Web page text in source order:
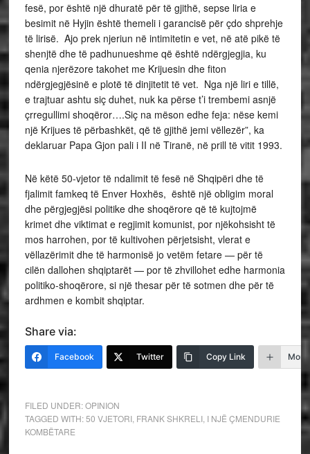
fesë, por është një dhuratë për të gjithë, sepse liria e
besimit në Hyjin është themeli i garancisë për çdo shprehje
të lirisë. Ajo prek njeriun në intimitetin e vet, në atë pikë të
shenjtë dhe të padhunueshme që është ndërgjegjia, ku
qenia njerëzore takohet me Krijuesin dhe fiton
ndërgjegjësinë e plotë të dinjitetit të vet. Nga një liri e tillë,
e trajtuar ashtu siç duhet, nuk ka përse t’i trembemi asnjë
çrregullimi shoqëror….Siç na mëson edhe feja: nëse kemi
një Krijues të përbashkët, që të gjithë jemi vëllezër”, ka
deklaruar Papa Gjon pali i II në Tiranë, në prill të vitit 1993.
Në këtë 50-vjetor të ndalimit të fesë në Shqipëri dhe të
fjalimit famkeq të Enver Hoxhës, është një obligim moral
dhe përgjegjësi politike dhe shoqërore që të kujtojmë
krimet dhe viktimat e regjimit komunist, por njëkohsisht të
mos harrohen, por të kultivohen përjetsisht, vlerat e
vëllazërimit dhe të harmonisë jo vetëm fetare — për të
cilën dallohen shqiptarët — por të zhvillohet edhe harmonia
politiko-shoqërore, si një thesar për të sotmen dhe për të
ardhmen e kombit shqiptar.
Share via:
Facebook Twitter Copy Link More
FILED UNDER:OPINION
TAGGED WITH:50 VJETORI, FRANK SHKRELI, I NJË ÇMENDURIE
KOMBËTARE